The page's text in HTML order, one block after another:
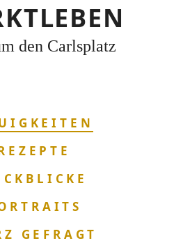
den Carlsplatz
NAVIGATION
ÜBERSPRINGEN
GEFRAGT